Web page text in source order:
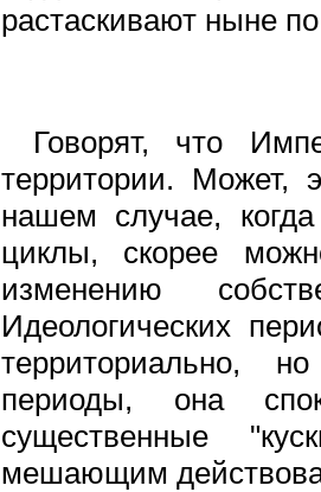
растаскивают ныне
Говорят, что
территории. Может,
нашем случае,
циклы, скорее
изменению
Идеологических
территориально,
периоды, она
существенные
мешающим